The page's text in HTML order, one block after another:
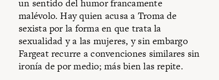
un sentido del humor francamente
malévolo. Hay quien acusa a Troma de
sexista por la forma en que trata la
sexualidad y a las mujeres, y sin embargo
Fargeat recurre a convenciones similares sin
ironía de por medio; más bien las repite.